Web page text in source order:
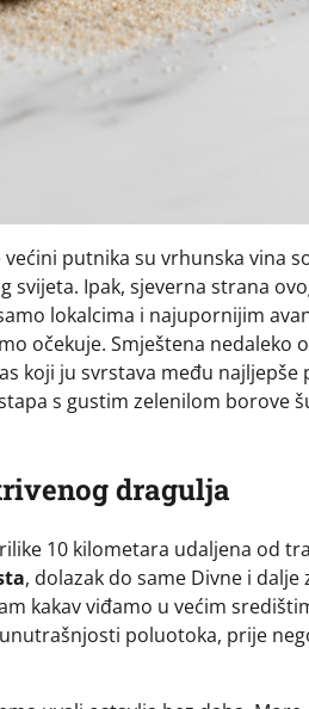
putnika su vrhunska vina
Ipak, sjeverna strana
lokalcima i najupornijim
očekuje. Smještena nedaleko
koji ju svrstava među najljepše
s gustim zelenilom borove
dragulja
10 kilometara udaljena od
, dolazak do same Divne i
kakav viđamo u većim
poluotoka, prije